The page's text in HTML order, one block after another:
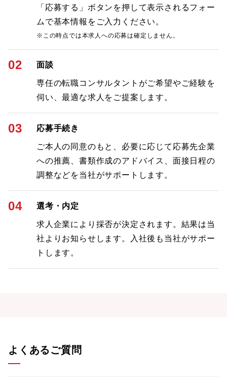
「応募する」ボタンを押して表示されるフォー
ムで基本情報をご入力ください。
※この時点では本求人への応募は確定しません。
02 面談
専任の転職コンサルタントがご希望やご経験を
伺い、最適な求人をご提案します。
03 応募手続き
ご本人の同意のもと、必要に応じて応募先企業
への推薦、書類作成のアドバイス、面接日程の
調整などを当社がサポートします。
04 選考・内定
求人企業により採否が決定されます。結果は当
社よりお知らせします。入社後も当社がサポー
トします。
よくあるご質問